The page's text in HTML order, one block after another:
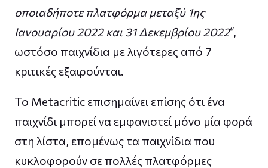
οποιαδήποτε πλατφόρμα μεταξύ 1ης
Ιανουαρίου 2022 και 31 Δεκεμβρίου 2022“,
ωστόσο παιχνίδια με λιγότερες από 7
κριτικές εξαιρούνται.
Το Metacritic επισημαίνει επίσης ότι ένα
παιχνίδι μπορεί να εμφανιστεί μόνο μία φορά
στη λίστα, επομένως τα παιχνίδια που
κυκλοφορούν σε πολλές πλατφόρμες